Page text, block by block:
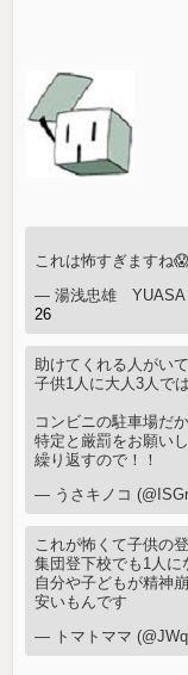
これは怖すぎますね
— 湯浅忠雄 YUASA
26
助けてくれる人がい
子供1人に大人3人で
コンビニの駐車場だ
特定と厳罰をお願い
繰り返すので！！
— うさキノコ
これが怖くて子供の
集団登下校でも1人に
自分や子どもが精神
安いもんです
— トマトママ